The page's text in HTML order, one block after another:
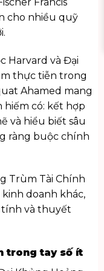
cho nhiều quỹ
Harvard và Đại
thực tiễn trong
Ahamed mang
hiếm có: kết hợp
và hiểu biết sâu
ràng buộc chính
Trùm Tài Chính
kinh doanh khác,
tính và thuyết
trong tay số ít